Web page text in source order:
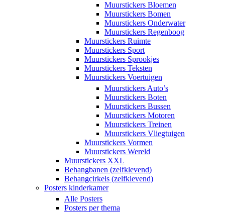
Muurstickers Bloemen
Muurstickers Bomen
Muurstickers Onderwater
Muurstickers Regenboog
Muurstickers Ruimte
Muurstickers Sport
Muurstickers Sprookjes
Muurstickers Teksten
Muurstickers Voertuigen
Muurstickers Auto’s
Muurstickers Boten
Muurstickers Bussen
Muurstickers Motoren
Muurstickers Treinen
Muurstickers Vliegtuigen
Muurstickers Vormen
Muurstickers Wereld
Muurstickers XXL
Behangbanen (zelfklevend)
Behangcirkels (zelfklevend)
Posters kinderkamer
Alle Posters
Posters per thema